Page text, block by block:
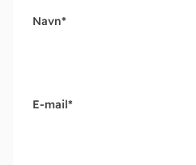
Navn*
E-mail*